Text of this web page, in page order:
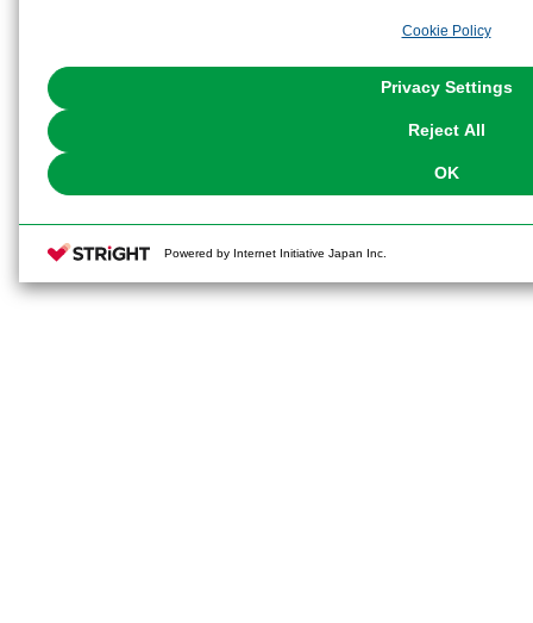
the use of all Cookies except for Strictly Necessary Cookies, please
Cookie Policy
Privacy Settings
Reject All
OK
Powered by Internet Initiative Japan Inc.